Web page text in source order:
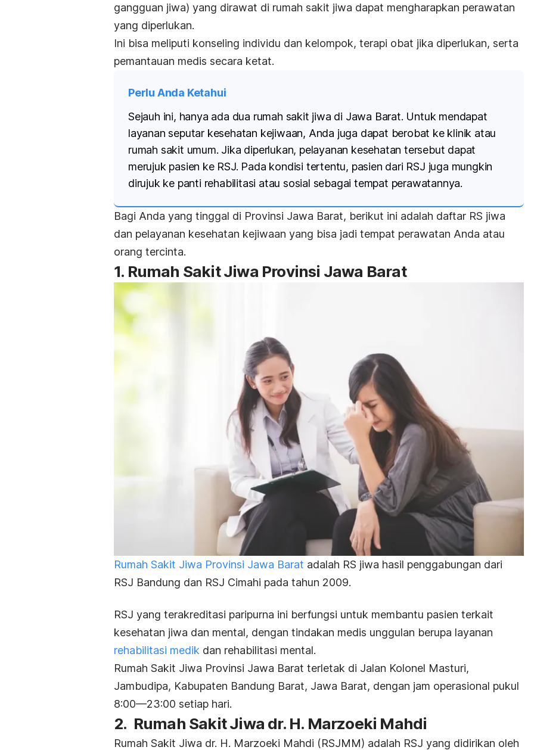
gangguan jiwa) yang dirawat di rumah sakit jiwa dapat mengharapkan perawatan
yang diperlukan.
Ini bisa meliputi konseling individu dan kelompok, terapi obat jika diperlukan, serta
pemantauan medis secara ketat.
Perlu Anda Ketahui
Sejauh ini, hanya ada dua rumah sakit jiwa di Jawa Barat. Untuk mendapat
layanan seputar kesehatan kejiwaan, Anda juga dapat berobat ke klinik atau
rumah sakit umum. Jika diperlukan, pelayanan kesehatan tersebut dapat
merujuk pasien ke RSJ. Pada kondisi tertentu, pasien dari RSJ juga mungkin
dirujuk ke panti rehabilitasi atau sosial sebagai tempat perawatannya.
Bagi Anda yang tinggal di Provinsi Jawa Barat, berikut ini adalah daftar RS jiwa
dan pelayanan kesehatan kejiwaan yang bisa jadi tempat perawatan Anda atau
orang tercinta.
1. Rumah Sakit Jiwa Provinsi Jawa Barat
Rumah Sakit Jiwa Provinsi Jawa Barat adalah RS jiwa hasil penggabungan dari
RSJ Bandung dan RSJ Cimahi pada tahun 2009.
RSJ yang terakreditasi paripurna ini berfungsi untuk membantu pasien terkait
kesehatan jiwa dan mental, dengan tindakan medis unggulan berupa layanan
rehabilitasi medik dan rehabilitasi mental.
Rumah Sakit Jiwa Provinsi Jawa Barat terletak di Jalan Kolonel Masturi,
Jambudipa, Kabupaten Bandung Barat, Jawa Barat, dengan jam operasional pukul
8:00—23:00 setiap hari.
2. Rumah Sakit Jiwa dr. H. Marzoeki Mahdi
Rumah Sakit Jiwa dr. H. Marzoeki Mahdi (RSJMM) adalah RSJ yang didirikan oleh